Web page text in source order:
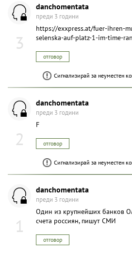
3
danchomentata
преди 3 години
https://exxpress.at/fuer-ihren-
selenska-auf-platz-1-im-time-
отговор
Сигнализирай за неуместен
2
danchomentata
преди 3 години
F
отговор
Сигнализирай за неуместен
1
danchomentata
преди 3 години
Один из крупнейших банков
счета россиян, пишут СМИ
отговор